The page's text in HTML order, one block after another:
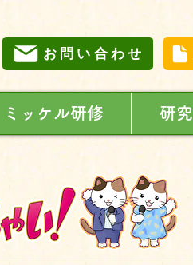
お問い合わせ
ミッケル研修 研究